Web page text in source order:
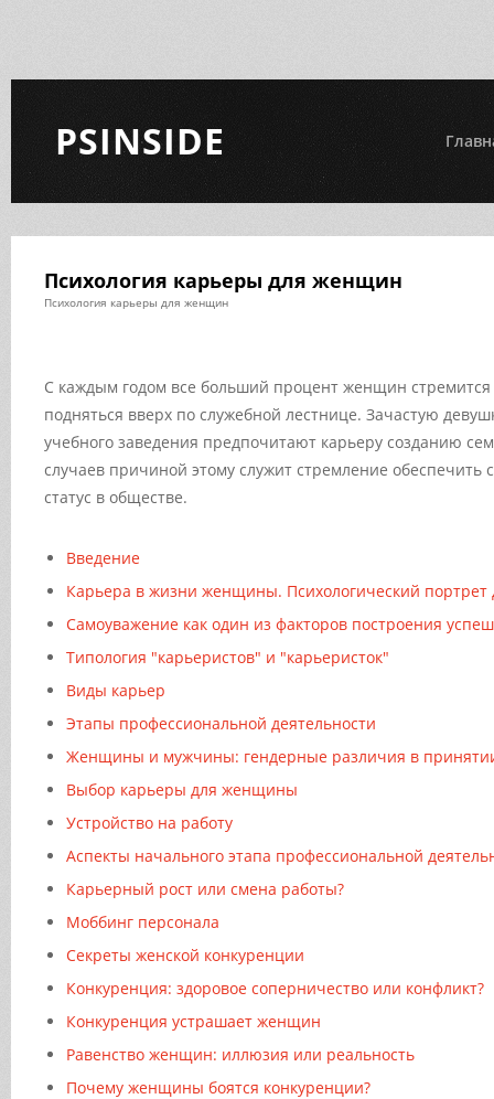
PSINSIDE
Психология карьеры для женщин
Психология карьеры для женщин
С каждым годом все больший процент женщин стремится
подняться вверх по служебной лестнице. Зачастую
учебного заведения предпочитают карьеру созданию
случаев причиной этому служит стремление обеспечить
статус в обществе.
Введение
Карьера в жизни женщины. Психологический
Самоуважение как один из факторов построения
Типология "карьеристов" и "карьеристок"
Виды карьер
Этапы профессиональной деятельности
Женщины и мужчины: гендерные различия в
Выбор карьеры для женщины
Устройство на работу
Аспекты начального этапа профессиональной
Карьерный рост или смена работы?
Моббинг персонала
Секреты женской конкуренции
Конкуренция: здоровое соперничество или конфликт?
Конкуренция устрашает женщин
Равенство женщин: иллюзия или реальность
Почему женщины боятся конкуренции?